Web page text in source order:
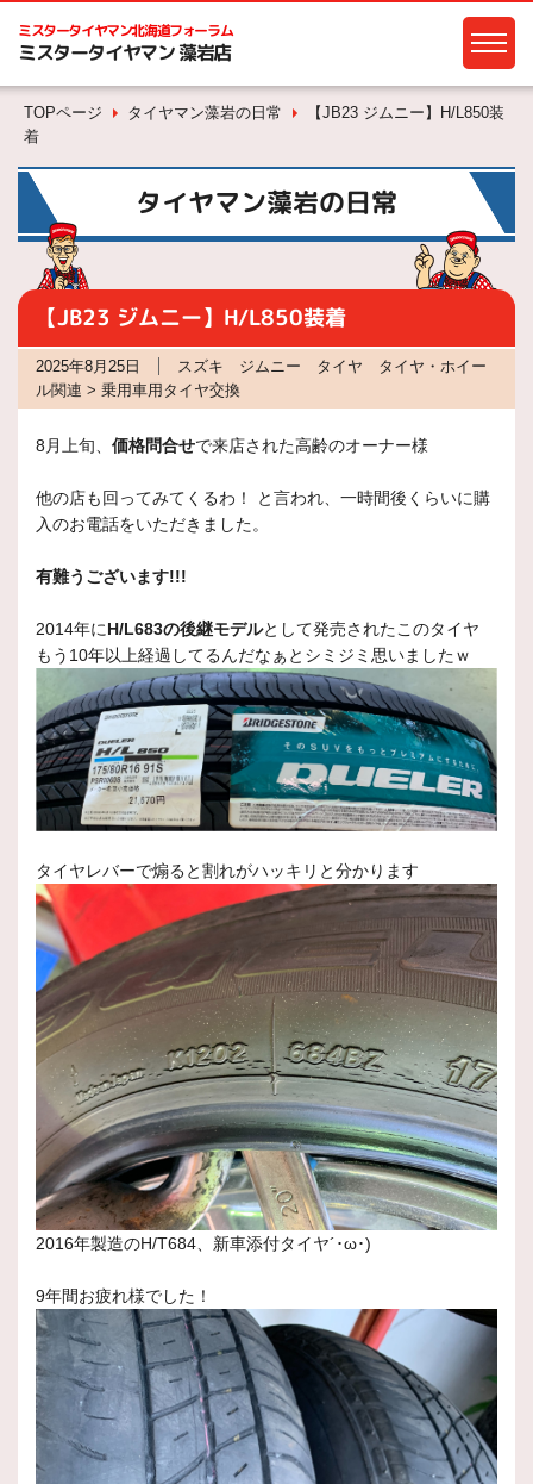
ミスタータイヤマン北海道フォーラム
ミスタータイヤマン 藻岩店
TOPページ タイヤマン藻岩の日常
【JB23 ジムニー】H/L850装
着
タイヤマン藻岩の日常
【JB23 ジムニー】H/L850装着
2025年8月25日
スズキ ジムニー タイヤ タイヤ・ホイー
ル関連 > 乗用車用タイヤ交換
8月上旬、 価格問合せで来店された高齢のオーナー様
他の店も回ってみてくるわ！ と言われ、一時間後くらいに購
入のお電話をいただきました。
有難うございます!!!
2014年にH/L683の後継モデルとして発売されたこのタイヤ
もう10年以上経過してるんだなぁとシミジミ思いましたｗ
タイヤレバーで煽ると割れがハッキリと分かります
2016年製造のH/T684、新車添付タイヤ´･ω･)
9年間お疲れ様でした！